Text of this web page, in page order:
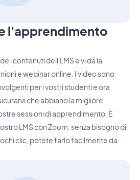
l'apprendimento
i contenuti dell'LMS e vi dà la
e webinar online. I video sono
per i vostri studenti e ora
che abbiano la migliore
sessioni di apprendimento. È
LMS con Zoom, senza bisogno di
clic, potete farlo facilmente da